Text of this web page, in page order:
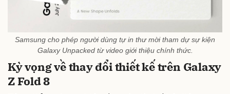
Samsung cho phép người dùng tự in thư mời tham dự sự kiện
Galaxy Unpacked từ video giới thiệu chính thức.
Kỳ vọng về thay đổi thiết kế trên Galaxy
Z Fold 8